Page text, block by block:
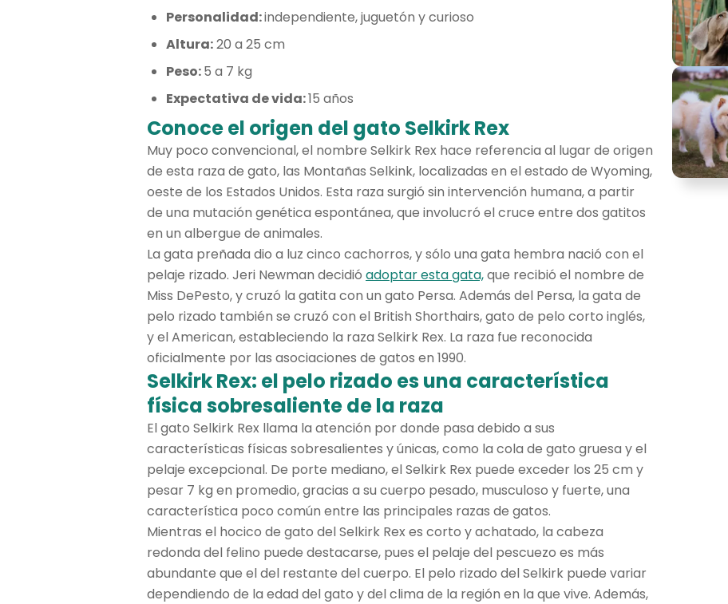
Personalidad:independiente, juguetón y curioso
Altura:20 a 25 cm
Peso:5 a 7 kg
Expectativa de vida:15 años
Conoce el origen del gato Selkirk Rex
Muy poco convencional, el nombre Selkirk Rex hace referencia al lugar de origen
de esta raza de gato, las Montañas Selkink, localizadas en el estado de Wyoming,
oeste de los Estados Unidos. Esta raza surgió sin intervención humana, a partir
de una mutación genética espontánea, que involucró el cruce entre dos gatitos
en un albergue de animales.
La gata preñada dio a luz cinco cachorros, y sólo una gata hembra nació con el
pelaje rizado. Jeri Newman decidió adoptar esta gata,que recibió el nombre de
Miss DePesto, y cruzó la gatita con un gato Persa. Además del Persa, la gata de
pelo rizado también se cruzó con el British Shorthairs, gato de pelo corto inglés,
y el American, estableciendo la raza Selkirk Rex. La raza fue reconocida
oficialmente por las asociaciones de gatos en 1990.
Selkirk Rex: el pelo rizado es una característica
física sobresaliente de la raza
El gato Selkirk Rex llama la atención por donde pasa debido a sus
características físicas sobresalientes y únicas, como la cola de gato gruesa y el
pelaje excepcional. De porte mediano, el Selkirk Rex puede exceder los 25 cm y
pesar 7 kg en promedio, gracias a su cuerpo pesado, musculoso y fuerte, una
característica poco común entre las principales razas de gatos.
Mientras el hocico de gato del Selkirk Rex es corto y achatado, la cabeza
redonda del felino puede destacarse, pues el pelaje del pescuezo es más
abundante que el del restante del cuerpo. El pelo rizado del Selkirk puede variar
dependiendo de la edad del gato y del clima de la región en la que vive. Además,